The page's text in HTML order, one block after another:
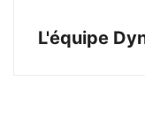
L'équipe